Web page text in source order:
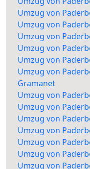
Umzug von
Umzug von
Umzug von
Umzug von
Umzug von
Umzug von
Gramanet
Umzug von
Umzug von
Umzug von
Umzug von
Umzug von
Umzug von
Umzug von